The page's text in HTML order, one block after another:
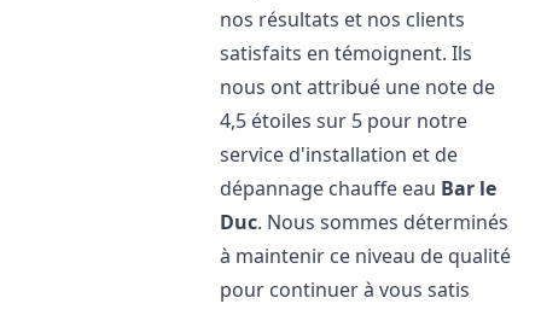
nos résultats et nos clients
satisfaits en témoignent. Ils
nous ont attribué une note de
4,5 étoiles sur 5 pour notre
service d'installation et de
dépannage chauffe eau Bar le
Duc. Nous sommes déterminés
à maintenir ce niveau de qualité
pour continuer à vous satis